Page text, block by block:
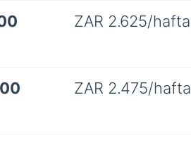
ZAR 2.625/hafta
ZAR 2.475/hafta